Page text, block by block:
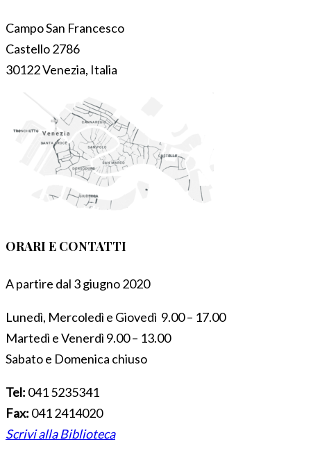
Campo San Francesco
Castello 2786
30122 Venezia, Italia
ORARI E CONTATTI
A partire dal 3 giugno 2020
Lunedì, Mercoledì e Giovedì 9.00 – 17.00
Martedì e Venerdì 9.00 – 13.00
Sabato e Domenica chiuso
Tel: 041 5235341
Fax: 041 2414020
Scrivi alla Biblioteca